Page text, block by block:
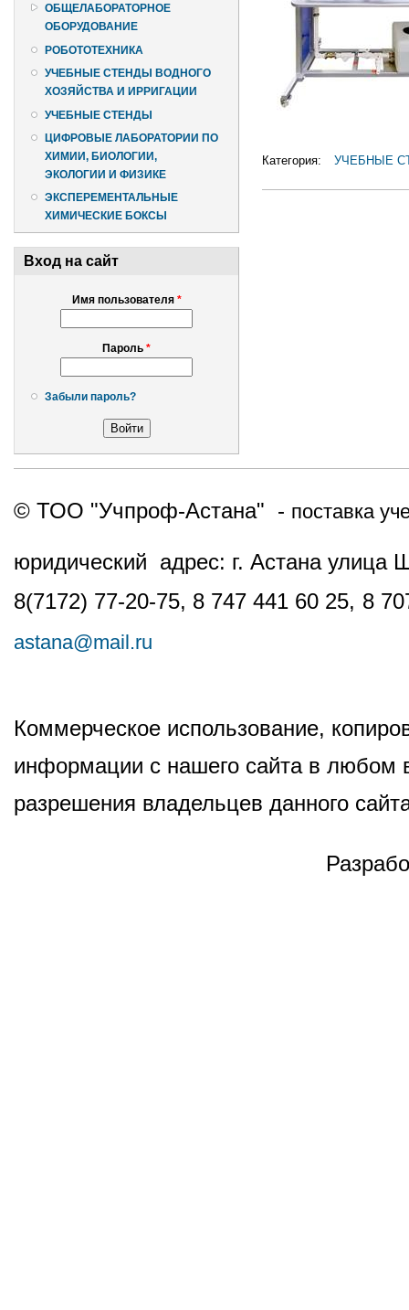
ОБЩЕЛАБОРАТОРНОЕ
ОБОРУДОВАНИЕ
РОБОТОТЕХНИКА
УЧЕБНЫЕ СТЕНДЫ ВОДНОГО
ХОЗЯЙСТВА И ИРРИГАЦИИ
УЧЕБНЫЕ СТЕНДЫ
ЦИФРОВЫЕ ЛАБОРАТОРИИ ПО
ХИМИИ, БИОЛОГИИ,
ЭКОЛОГИИ И ФИЗИКЕ
ЭКСПЕРЕМЕНТАЛЬНЫЕ
ХИМИЧЕСКИЕ БОКСЫ
Вход на сайт
Имя пользователя *
Пароль *
Забыли пароль?
Категория: УЧЕБНЫЕ
© ТОО "Учпроф-Астана" - поставка
юридический адрес: г. Астана
8(7172) 77-20-75, 8 747 441 60 25, 8
astana@mail.ru
Коммерческое использование,
информации с нашего сайта в любом
разрешения владельцев данного